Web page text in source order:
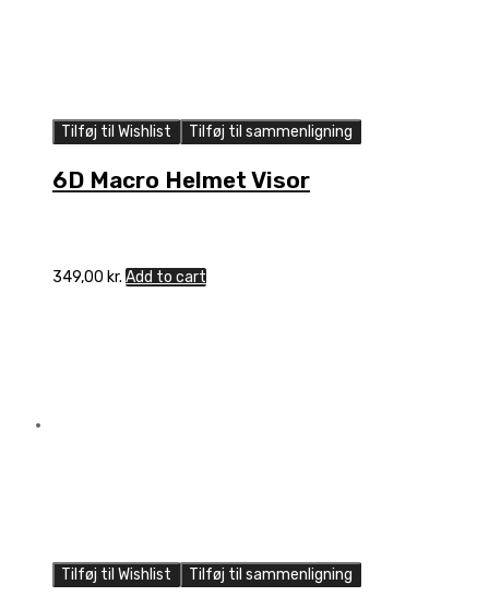
Tilføj til Wishlist Tilføj til sammenligning
6D Macro Helmet Visor
349,00 kr. Add to cart
Tilføj til Wishlist Tilføj til sammenligning